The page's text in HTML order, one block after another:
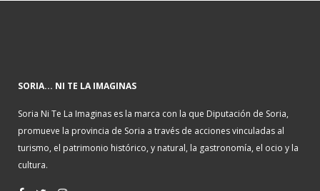
SORIA... NI TE LA IMAGINAS
Soria Ni Te La Imaginas es la marca con la que Diputación de Soria,
promueve la provincia de Soria a través de acciones vinculadas al
turismo, el patrimonio histórico, y natural, la gastronomía, el ocio y la
cultura.